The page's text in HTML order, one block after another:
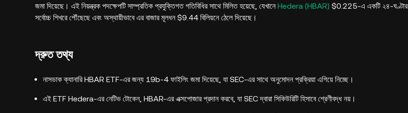
জমা দিয়েছে। এই নিয়ন্ত্রক পদক্ষেপটি সাম্প্রতিক প্রযুক্তিগত গতিবিধির সাথে মিলিত হয়েছে, যেখানেHedera (HBAR) $0.225-এ একটি ২৪-ঘণ্টার
সর্বোচ্চ শিখরে পৌঁছেছে এবং অস্থায়ীভাবে এর বাজার মূলধন $9.44 বিলিয়নে ঠেলে দিয়েছে।
দ্রুত তথ্য
নাসডাক ক্যানারি HBAR ETF-এর জন্য 19b-4 ফাইলিং জমা দিয়েছে, যা SEC-এর সাথে অনুমোদন প্রক্রিয়া এগিয়ে নিচ্ছে।
এই ETF Hedera-এর নেটিভ টোকেন, HBAR-এর এক্সপোজার প্রদান করবে, যা SEC দ্বারা সিকিউরিটি হিসাবে শ্রেণীবদ্ধ নয়।